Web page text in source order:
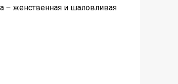
– женственная и шаловливая